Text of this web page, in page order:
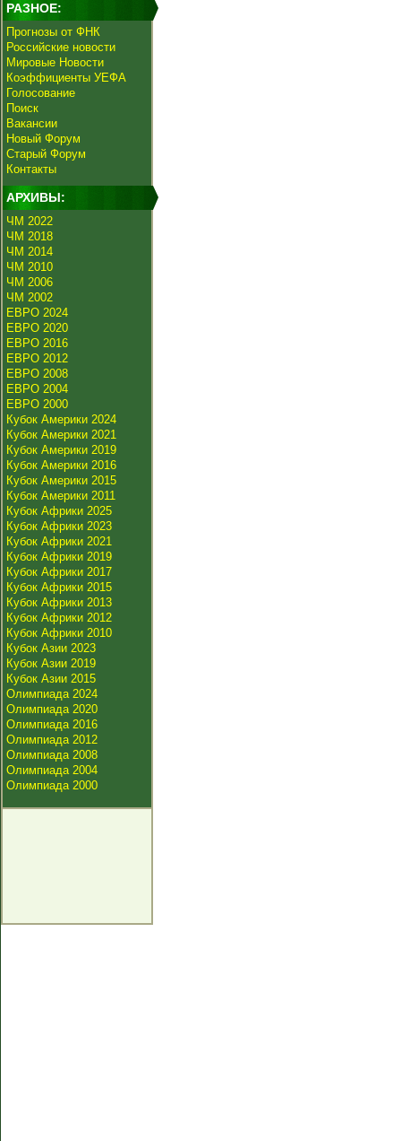
РАЗНОЕ:
Прогнозы от ФНК
Российские новости
Мировые Новости
Коэффициенты УЕФА
Голосование
Поиск
Вакансии
Новый Форум
Старый Форум
Контакты
АРХИВЫ:
ЧМ 2022
ЧМ 2018
ЧМ 2014
ЧМ 2010
ЧМ 2006
ЧМ 2002
ЕВРО 2024
ЕВРО 2020
ЕВРО 2016
ЕВРО 2012
ЕВРО 2008
ЕВРО 2004
ЕВРО 2000
Кубок Америки 2024
Кубок Америки 2021
Кубок Америки 2019
Кубок Америки 2016
Кубок Америки 2015
Кубок Америки 2011
Кубок Африки 2025
Кубок Африки 2023
Кубок Африки 2021
Кубок Африки 2019
Кубок Африки 2017
Кубок Африки 2015
Кубок Африки 2013
Кубок Африки 2012
Кубок Африки 2010
Кубок Азии 2023
Кубок Азии 2019
Кубок Азии 2015
Олимпиада 2024
Олимпиада 2020
Олимпиада 2016
Олимпиада 2012
Олимпиада 2008
Олимпиада 2004
Олимпиада 2000